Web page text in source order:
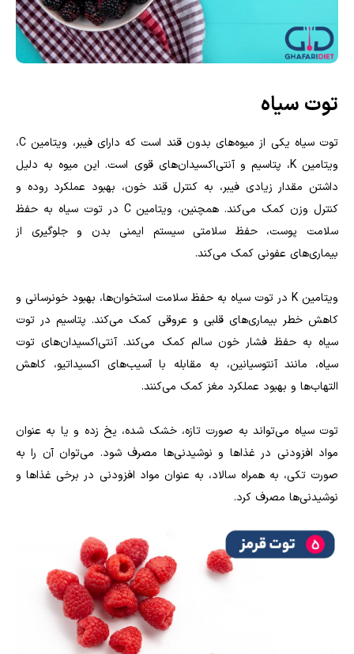
توت سیاه
توت سیاه یکی از میوه‌های بدون قند است که دارای فیبر، ویتامین C،
ویتامین K، پتاسیم و آنتی‌اکسیدان‌های قوی است. این میوه به دلیل
داشتن مقدار زیادی فیبر، به کنترل قند خون، بهبود عملکرد روده و
کنترل وزن کمک می‌کند. همچنین، ویتامین C در توت سیاه به حفظ
سلامت پوست، حفظ سلامتی سیستم ایمنی بدن و جلوگیری از
بیماری‌های عفونی کمک می‌کند.
ویتامین K در توت سیاه به حفظ سلامت استخوان‌ها، بهبود خونرسانی و
کاهش خطر بیماری‌های قلبی و عروقی کمک می‌کند. پتاسیم در توت
سیاه به حفظ فشار خون سالم کمک می‌کند. آنتی‌اکسیدان‌های توت
سیاه، مانند آنتوسیانین، به مقابله با آسیب‌های اکسیداتیو، کاهش
التهاب‌ها و بهبود عملکرد مغز کمک می‌کنند.
توت سیاه می‌تواند به صورت تازه، خشک شده، یخ زده و یا به عنوان
مواد افزودنی در غذاها و نوشیدنی‌ها مصرف شود. می‌توان آن را به
صورت تکی، به همراه سالاد، به عنوان مواد افزودنی در برخی غذاها و
نوشیدنی‌ها مصرف کرد.